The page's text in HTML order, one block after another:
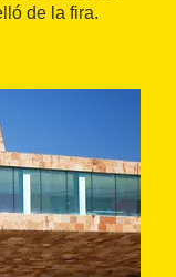
de la fira.